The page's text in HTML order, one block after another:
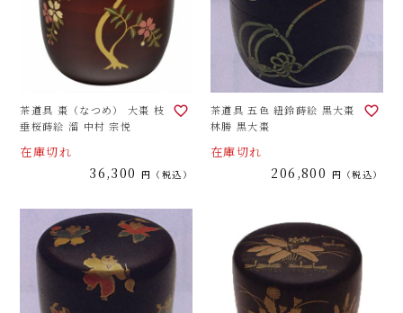
茶道具 棗（なつめ） 大棗 枝
垂桜蒔絵 溜 中村 宗悦
在庫切れ
36,300 税込
茶道具 五色 紐鈴蒔絵 黒大棗
林勝 黒大棗
在庫切れ
206,800 税込